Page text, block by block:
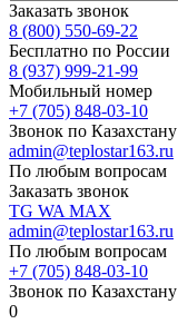
Заказать звонок
8 (800) 550-69-22
Бесплатно по России
8 (937) 999-21-99
Мобильный номер
+7 (705) 848-03-10
Звонок по Казахстану
admin@teplostar163.ru
По любым вопросам
Заказать звонок
TG WA MAX
admin@teplostar163.ru
По любым вопросам
+7 (705) 848-03-10
Звонок по Казахстану
0